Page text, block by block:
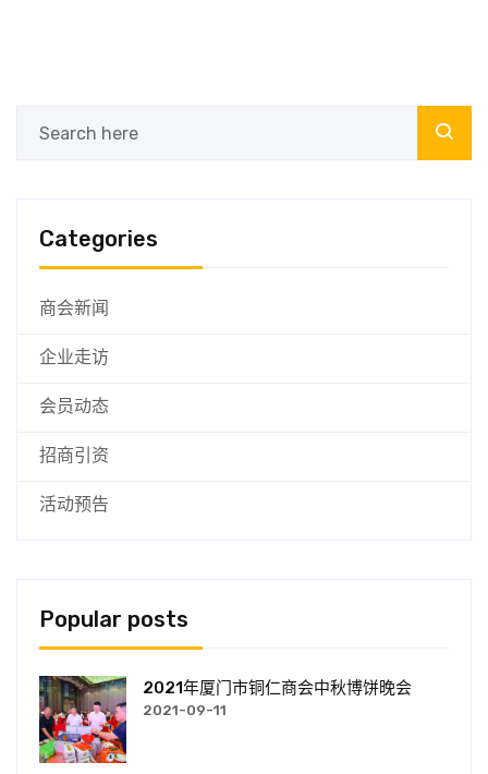
Categories
商会新闻
企业走访
会员动态
招商引资
活动预告
Popular posts
2021年厦门市铜仁商会中秋博饼晚会
2021-09-11